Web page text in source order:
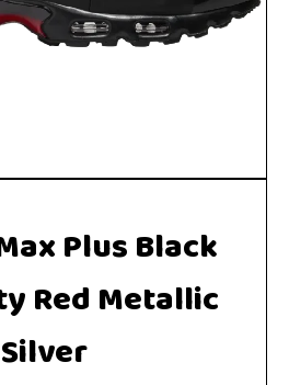
Plus Black
Red Metallic
Silver